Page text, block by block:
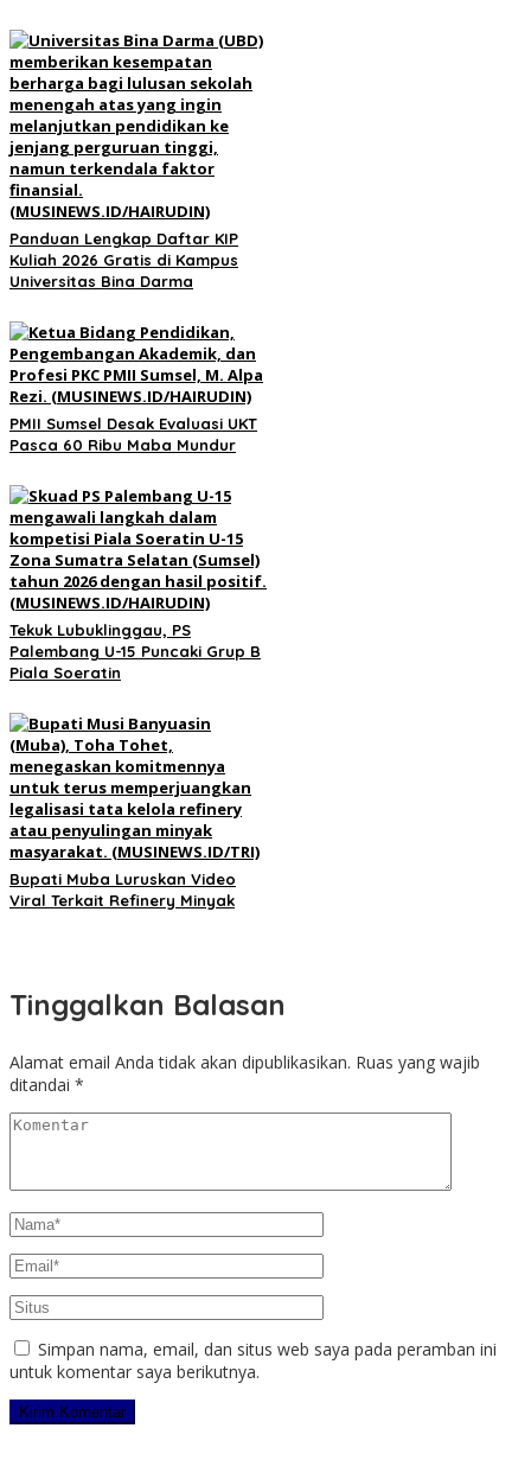
Panduan Lengkap Daftar KIP
Kuliah 2026 Gratis di Kampus
Universitas Bina Darma
PMII Sumsel Desak Evaluasi UKT
Pasca 60 Ribu Maba Mundur
Tekuk Lubuklinggau, PS
Palembang U-15 Puncaki Grup B
Piala Soeratin
Bupati Muba Luruskan Video
Viral Terkait Refinery Minyak
Tinggalkan Balasan
Alamat email Anda tidak akan dipublikasikan. Ruas yang wajib
ditandai *
Simpan nama, email, dan situs web saya pada peramban ini
untuk komentar saya berikutnya.